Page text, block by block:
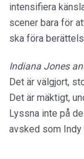
intensifiera
scener bara för
ska föra
Indiana Jones
Det är välgjort,
Det är mäktigt,
Lyssna inte på
avsked som